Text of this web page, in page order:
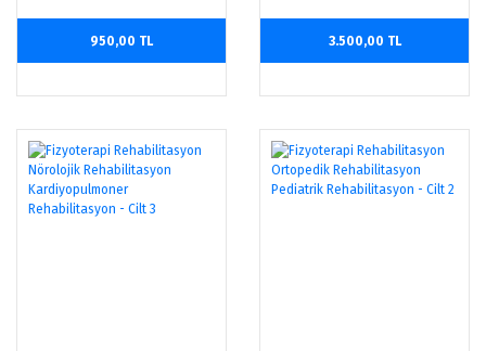
950,00 TL 3.500,00 TL